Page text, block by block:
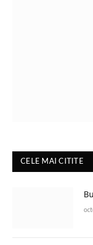
CELE MAI CITITE